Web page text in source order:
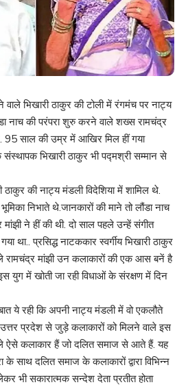
भिखारी ठाकुर की टोली में रंगमंच पर नाट्य
नाच की परंपरा शुरु करने वाले शख्स रामचंद्र
95 साल की उम्र में आखिर मिल हीं गया
भिखारी ठाकुर भी पद्मश्री सम्मान से
ठाकुर की नाट्य मंडली विदेशिया में शामिल थे.
निभाते थे.जानकारों की माने तो लौंडा नाच
ने हीं की थी. दो साल पहले उन्हें संगीत
था.. प्रसिद्ध नाटककार स्वर्गीय भिखारी ठाकुर
रामचंद्र मांझी उन कलाकारों की एक आस बनें है
युग में खोती जा रही विधाओं के संरक्षण में दिन
ये रही कि अपनी नाट्य मंडली में वो एकलौते
प्रदेश से जुड़े कलाकारों को मिलने वाले इस
ऐसे कलाकार हैं जो दलित समाज से आते हैं. यह
के साथ दलित समाज के कलाकारों द्वारा विभिन्न
भी सकारात्मक सन्देश देता प्रतीत होता